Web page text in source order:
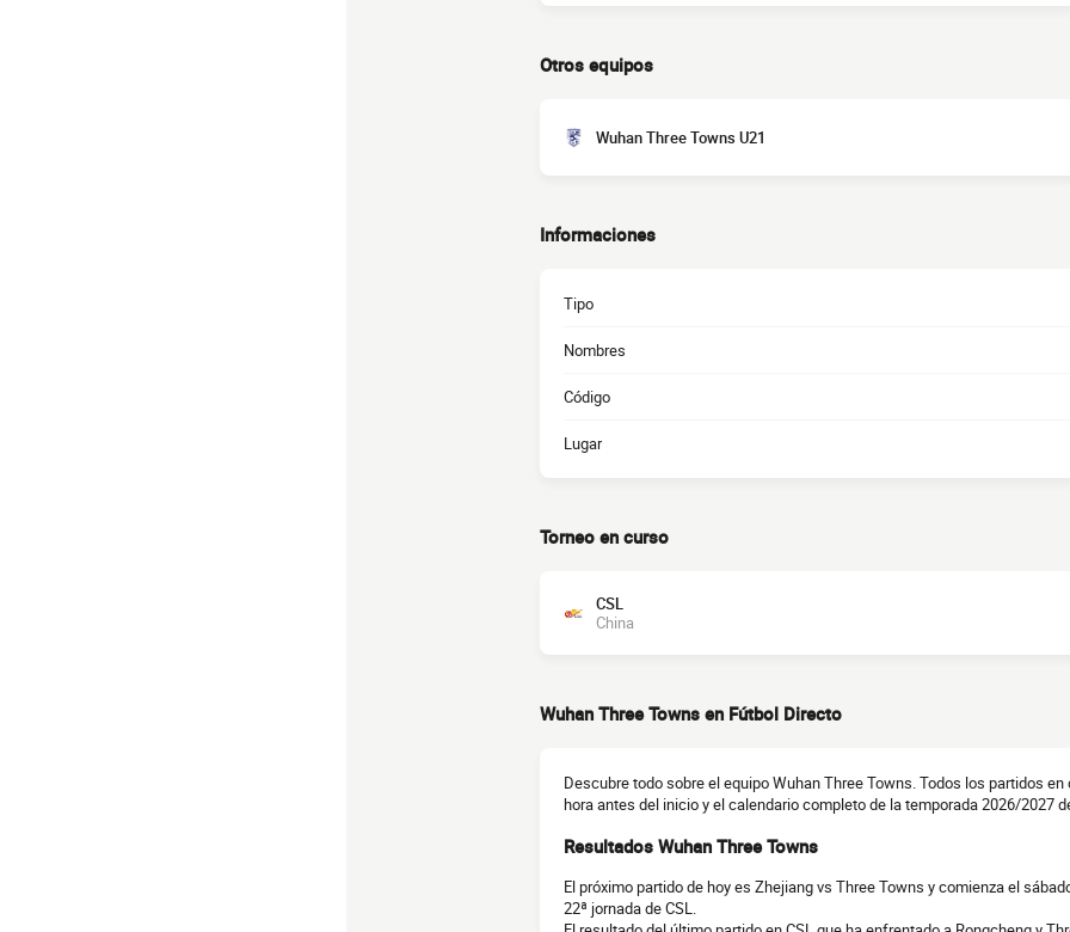
Otros equipos
Wuhan Three Towns U21
Informaciones
Tipo
Nombres
Código
Lugar
Torneo en curso
CSL
China
Wuhan Three Towns en Fútbol Directo
Descubre todo sobre el equipo Wuhan Three Towns. Todos los partidos
hora antes del inicio y el calendario completo de la temporada 2026/2027
Resultados Wuhan Three Towns
El próximo partido de hoy es Zhejiang vs Three Towns y comienza el
22ª jornada de CSL.